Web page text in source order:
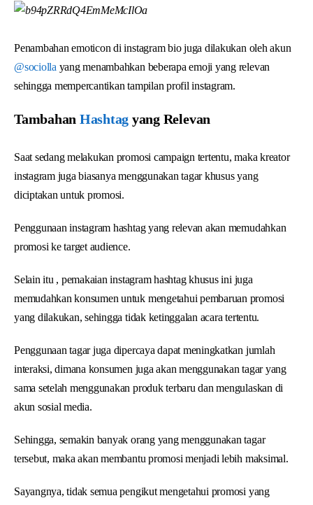
Penambahan emoticon di instagram bio juga dilakukan oleh akun
@sociolla yang menambahkan beberapa emoji yang relevan
sehingga mempercantikan tampilan profil instagram.
Tambahan Hashtag yang Relevan
Saat sedang melakukan promosi campaign tertentu, maka kreator
instagram juga biasanya menggunakan tagar khusus yang
diciptakan untuk promosi.
Penggunaan instagram hashtag yang relevan akan memudahkan
promosi ke target audience.
Selain itu , pemakaian instagram hashtag khusus ini juga
memudahkan konsumen untuk mengetahui pembaruan promosi
yang dilakukan, sehingga tidak ketinggalan acara tertentu.
Penggunaan tagar juga dipercaya dapat meningkatkan jumlah
interaksi, dimana konsumen juga akan menggunakan tagar yang
sama setelah menggunakan produk terbaru dan mengulaskan di
akun sosial media.
Sehingga, semakin banyak orang yang menggunakan tagar
tersebut, maka akan membantu promosi menjadi lebih maksimal.
Sayangnya, tidak semua pengikut mengetahui promosi yang